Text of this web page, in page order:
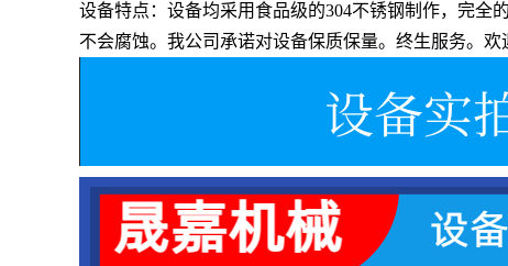
设备特点：设备均采用食品级的304不锈钢制作，完全
不会腐蚀。我公司承诺对设备保质保量。终生服务。